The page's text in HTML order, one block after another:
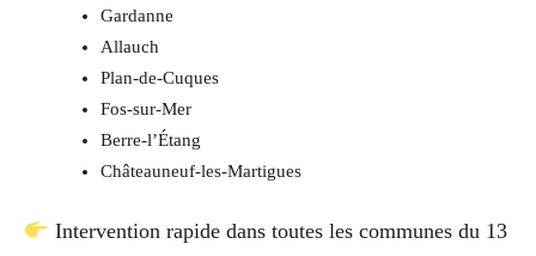
Gardanne
Allauch
Plan-de-Cuques
Fos-sur-Mer
Berre-l’Étang
Châteauneuf-les-Martigues
Intervention rapide dans toutes les communes du 13